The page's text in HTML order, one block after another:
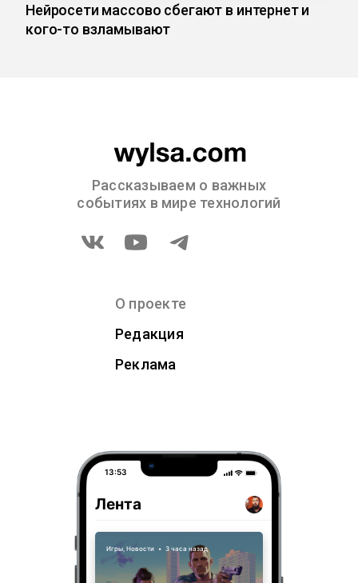
Нейросети массово сбегают в интернет и
кого-то взламывают
Рассказываем о важных
событиях в мире технологий
О проекте
Редакция
Реклама
13:53
Лента
Игры Новости • 3 часа назад